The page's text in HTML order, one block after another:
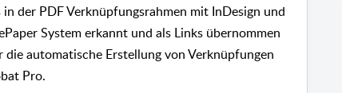
der PDF Verknüpfungsrahmen mit InDesign und
System erkannt und als Links übernommen
automatische Erstellung von Verknüpfungen
Pro.